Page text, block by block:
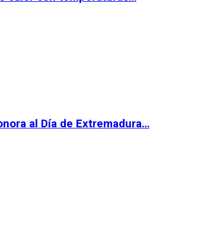
al Día de Extremadura…